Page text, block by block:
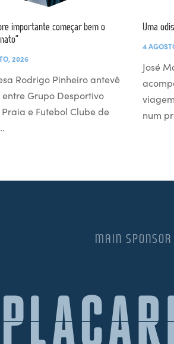
importante começar bem o
2026
Rodrigo Pinheiro antevê
Grupo Desportivo
Praia e Futebol Clube de
Uma
4
José
num
MAIN SPONSOR